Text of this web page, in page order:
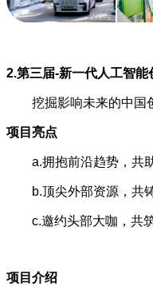
2.第三届-新一代人工智能
挖掘影响未来的中国
项目亮点
a.拥抱前沿趋势，共
b.顶尖外部资源，共
c.邀约头部大咖，共
项目介绍